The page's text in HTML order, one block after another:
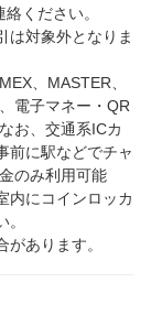
ください。
は対象外となりま
、MASTER、
電子マネー・QR
お、交通系ICカ
前に駅などでチャ
のみ利用可能
内にコインロッカ
あります。